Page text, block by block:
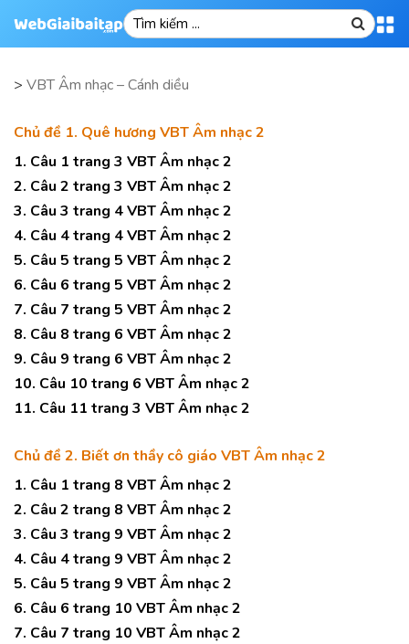
> VBT Âm nhạc – Cánh diều
Chủ đề 1. Quê hương VBT Âm nhạc 2
1. Câu 1 trang 3 VBT Âm nhạc 2
2. Câu 2 trang 3 VBT Âm nhạc 2
3. Câu 3 trang 4 VBT Âm nhạc 2
4. Câu 4 trang 4 VBT Âm nhạc 2
5. Câu 5 trang 5 VBT Âm nhạc 2
6. Câu 6 trang 5 VBT Âm nhạc 2
7. Câu 7 trang 5 VBT Âm nhạc 2
8. Câu 8 trang 6 VBT Âm nhạc 2
9. Câu 9 trang 6 VBT Âm nhạc 2
10. Câu 10 trang 6 VBT Âm nhạc 2
11. Câu 11 trang 3 VBT Âm nhạc 2
Chủ đề 2. Biết ơn thầy cô giáo VBT Âm nhạc 2
1. Câu 1 trang 8 VBT Âm nhạc 2
2. Câu 2 trang 8 VBT Âm nhạc 2
3. Câu 3 trang 9 VBT Âm nhạc 2
4. Câu 4 trang 9 VBT Âm nhạc 2
5. Câu 5 trang 9 VBT Âm nhạc 2
6. Câu 6 trang 10 VBT Âm nhạc 2
7. Câu 7 trang 10 VBT Âm nhạc 2